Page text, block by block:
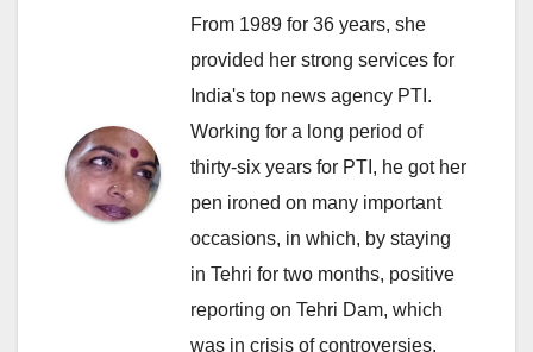
From 1989 for 36 years, she
provided her strong services for
India's top news agency PTI.
Working for a long period of
thirty-six years for PTI, he got her
pen ironed on many important
occasions, in which, by staying
in Tehri for two months, positive
reporting on Tehri Dam, which
was in crisis of controversies,